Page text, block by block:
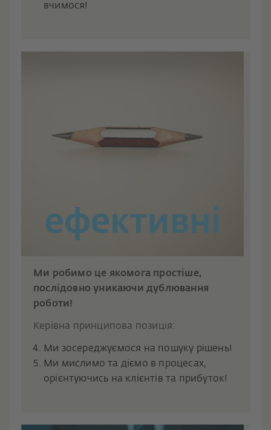
вчимося!
Ми робимо це якомога простіше,
послідовно уникаючи дублювання
роботи!
Керівна принципова позиція:
Ми зосереджуємося на пошуку рішень!
Ми мислимо та діємо в процесах,
орієнтуючись на клієнтів та прибуток!